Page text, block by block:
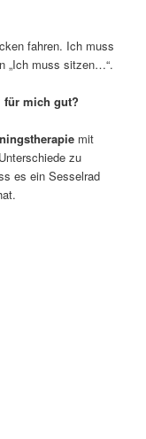
fahren. Ich muss
„Ich muss sitzen…“.
für mich gut?
mit
zu
es ein Sesselrad